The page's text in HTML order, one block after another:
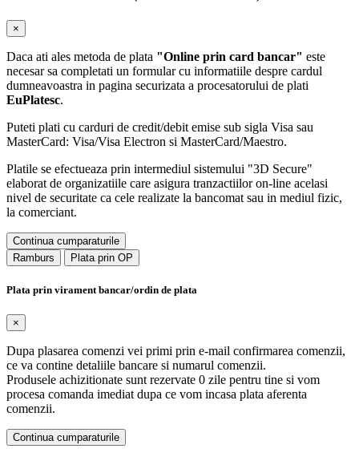
×
Daca ati ales metoda de plata "Online prin card bancar" este
necesar sa completati un formular cu informatiile despre cardul
dumneavoastra in pagina securizata a procesatorului de plati
EuPlatesc.
Puteti plati cu carduri de credit/debit emise sub sigla Visa sau
MasterCard: Visa/Visa Electron si MasterCard/Maestro.
Platile se efectueaza prin intermediul sistemului "3D Secure"
elaborat de organizatiile care asigura tranzactiilor on-line acelasi
nivel de securitate ca cele realizate la bancomat sau in mediul fizic,
la comerciant.
Continua cumparaturile
Ramburs
Plata prin OP
Plata prin virament bancar/ordin de plata
×
Dupa plasarea comenzi vei primi prin e-mail confirmarea comenzii,
ce va contine detaliile bancare si numarul comenzii.
Produsele achizitionate sunt rezervate 0 zile pentru tine si vom
procesa comanda imediat dupa ce vom incasa plata aferenta
comenzii.
Continua cumparaturile